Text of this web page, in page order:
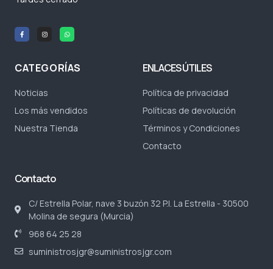
CATEGORÍAS
Noticias
Los más vendidos
Nuestra Tienda
ENLACES ÚTILES
Política de privacidad
Políticas de devolución
Términos y Condiciones
Contacto
Contacto
C/ Estrella Polar, nave 3 buzón 32 P.I. La Estrella - 30500
Molina de segura (Murcia)
968 64 25 28
suministrosjgr@suministrosjgr.com